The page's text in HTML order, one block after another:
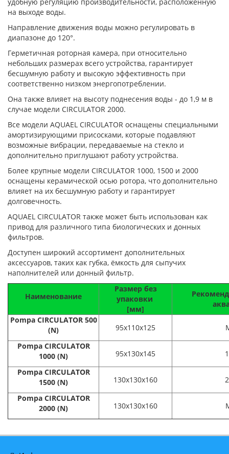
на выходе воды.
Направление движения воды можно регулировать в
диапазоне до 120°.
Герметичная роторная камера, при относительно
небольших размерах всего устройства, гарантирует
бесшумную работу и высокую эффективность при
соответственно низком энергопотреблении.
Она также влияет на высоту поднесения воды - до 1,9 м в
случае модели CIRCULATOR 2000.
Все модели AQUAEL CIRCULATOR оснащены специальными
амортизирующими присосками, которые подавляют
возможные вибрации, передаваемые на стекло и
дополнительно приглушают работу устройства.
Более крупные модели CIRCULATOR 1000, 1500 и 2000
оснащены керамической осью ротора, что дополнительно
влияет на их бесшумную работу и гарантирует
долговечность.
AQUAEL CIRCULATOR также может быть использован как
привод для различного типа биологических и донных
фильтров.
Доступен широкий ассортимент дополнительных
аксессуаров, таких как губка, ёмкость для сыпучих
наполнителей или донный фильтр.
Наименование
Размер без
упаковки
[мм]
Pompa CIRCULATOR 500
(N)
95x110x125
Pompa CIRCULATOR
1000 (N)
95x130x145
Pompa CIRCULATOR
1500 (N)
130x130x160
Pompa CIRCULATOR
2000 (N)
130x130x160